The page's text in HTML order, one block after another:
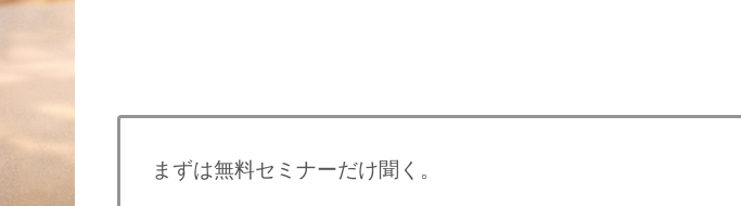
まずは無料セミナーだけ聞く。